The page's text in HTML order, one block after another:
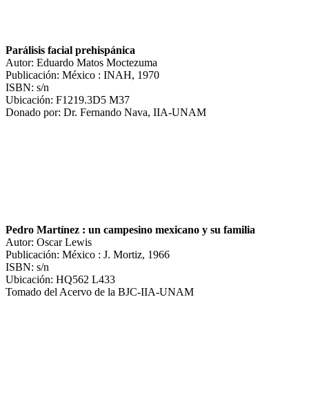
Parálisis facial prehispánica
Autor: Eduardo Matos Moctezuma
Publicación: México : INAH, 1970
ISBN: s/n
Ubicación: F1219.3D5 M37
Donado por: Dr. Fernando Nava, IIA-UNAM
Pedro Martínez : un campesino mexicano y su familia
Autor: Oscar Lewis
Publicación: México : J. Mortiz, 1966
ISBN: s/n
Ubicación: HQ562 L433
Tomado del Acervo de la BJC-IIA-UNAM